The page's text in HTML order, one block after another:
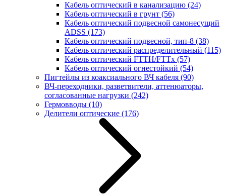
Кабель оптический в канализацию (24)
Кабель оптический в грунт (56)
Кабель оптический подвесной самонесущий
ADSS (173)
Кабель оптический подвесной, тип-8 (38)
Кабель оптический распределительный (115)
Кабель оптический FTTH/FTTx (57)
Кабель оптический огнестойкий (54)
Пигтейлы из коаксиального ВЧ кабеля (90)
ВЧ-переходники, разветвители, аттенюаторы,
согласованные нагрузки (242)
Гермовводы (10)
Делители оптические (176)